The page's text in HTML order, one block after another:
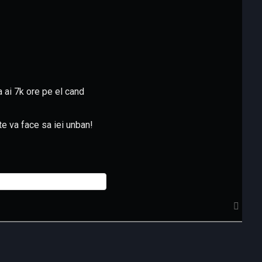
ai 7k ore pe el cand
va face sa iei unban!